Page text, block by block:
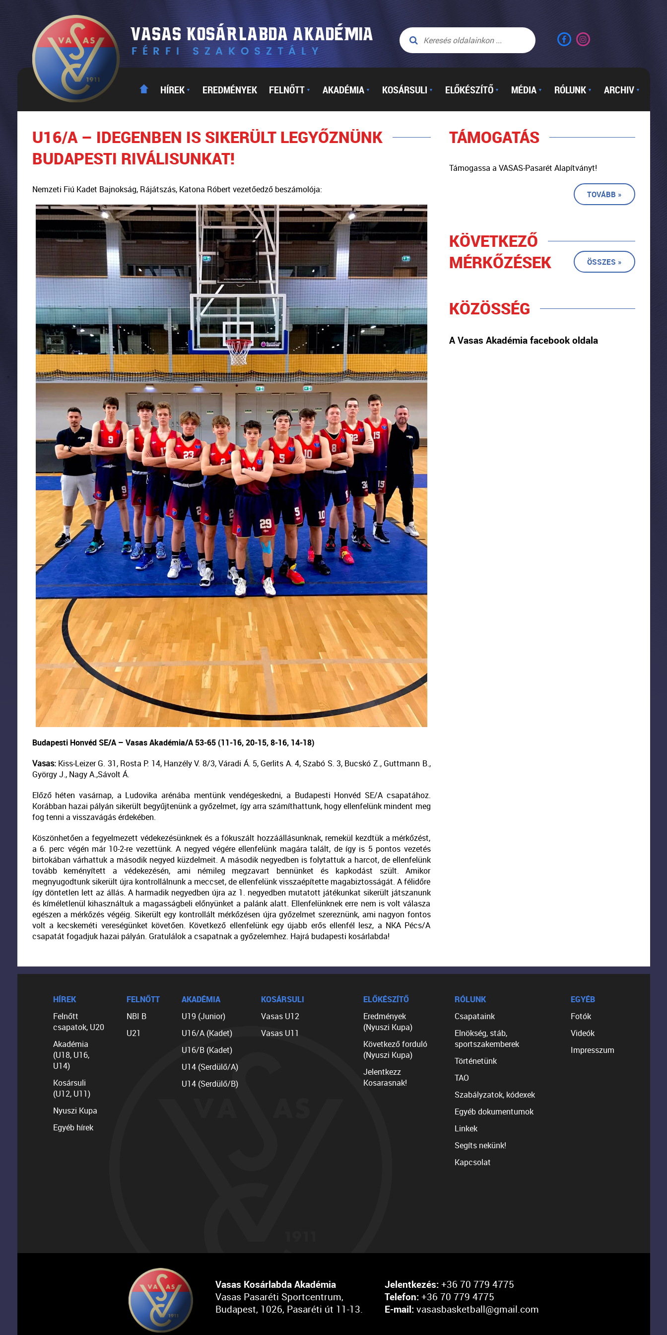
HÍREK ▼ EREDMÉNYEK FELNŐTT ▼ AKADÉMIA ▼ KOSÁRSULI ▼ ELŐKÉSZÍTŐ ▼ MÉDIA ▼ RÓLUNK ▼ ARCHIV ▼
U16/A – IDEGENBEN IS SIKERÜLT LEGYŐZNÜNK
BUDAPESTI RIVÁLISUNKAT!
Nemzeti Fiú Kadet Bajnokság, Rájátszás, Katona Róbert vezetőedző beszámolója:
Budapesti Honvéd SE/A – Vasas Akadémia/A 53-65 (11-16, 20-15, 8-16, 14-18)
Vasas:Kiss-Leizer G. 31, Rosta P. 14, Hanzély V. 8/3, Váradi Á. 5, Gerlits A. 4, Szabó S. 3, Bucskó Z., Guttmann B.,
György J., Nagy A.,Sávolt Á.
Előző héten vasárnap, a Ludovika arénába mentünk vendégeskedni, a Budapesti Honvéd SE/A csapatához.
Korábban hazai pályán sikerült begyűjtenünk a győzelmet, így arra számíthattunk, hogy ellenfelünk mindent meg
fog tenni a visszavágás érdekében.
Köszönhetően a fegyelmezett védekezésünknek és a fókuszált hozzáállásunknak, remekül kezdtük a mérkőzést,
a 6. perc végén már 10-2-re vezettünk. A negyed végére ellenfelünk magára talált, de így is 5 pontos vezetés
birtokában várhattuk a második negyed küzdelmeit. A második negyedben is folytattuk a harcot, de ellenfelünk
tovább keményített a védekezésén, ami némileg megzavart bennünket és kapkodást szült. Amikor
megnyugodtunk sikerült újra kontrollálnunk a meccset, de ellenfelünk visszaépítette magabiztosságát. A félidőre
így döntetlen lett az állás. A harmadik negyedben újra az 1. negyedben mutatott játékunkat sikerült játszanunk
és kíméletlenül kihasználtuk a magasságbeli előnyünket a palánk alatt. Ellenfelünknek erre nem is volt válasza
egészen a mérkőzés végéig. Sikerült egy kontrollált mérkőzésen újra győzelmet szereznünk, ami nagyon fontos
volt a kecskeméti vereségünket követően. Következő ellenfelünk egy újabb erős ellenfél lesz, a NKA Pécs/A
csapatát fogadjuk hazai pályán. Gratulálok a csapatnak a győzelemhez. Hajrá budapesti kosárlabda!
TÁMOGATÁS
Támogassa a VASAS-Pasarét Alapítványt!
TOVÁBB »
KÖVETKEZŐ
MÉRKŐZÉSEK
ÖSSZES »
KÖZÖSSÉG
A Vasas Akadémia facebook oldala
HÍREK
Felnőtt
csapatok, U20
Akadémia
(U18, U16,
U14)
Kosársuli
(U12, U11)
Nyuszi Kupa
Egyéb hírek
FELNŐTT
NBI B
U21
AKADÉMIA
U19 (Junior)
U16/A (Kadet)
U16/B (Kadet)
U14 (Serdülő/A)
U14 (Serdülő/B)
KOSÁRSULI
Vasas U12
Vasas U11
ELŐKÉSZÍTŐ
Eredmények
(Nyuszi Kupa)
Következő forduló
(Nyuszi Kupa)
Jelentkezz
Kosarasnak!
RÓLUNK
Csapataink
Elnökség, stáb,
sportszakemberek
Történetünk
TAO
Szabályzatok, kódexek
Egyéb dokumentumok
Linkek
Segíts nekünk!
Kapcsolat
EGYÉB
Fotók
Videók
Impresszum
Vasas Kosárlabda Akadémia
Vasas Pasaréti Sportcentrum,
Budapest, 1026, Pasaréti út 11-13.
Jelentkezés: +36 70 779 4775
Telefon: +36 70 779 4775
E-mail: vasasbasketball@gmail.com